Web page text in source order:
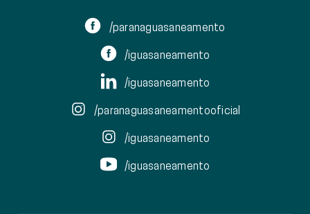
/paranaguasaneamento
/iguasaneamento
/iguasaneamento
/paranaguasaneamentooficial
/iguasaneamento
/iguasaneamento